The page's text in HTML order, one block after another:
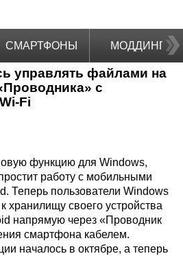
СМАРТФОНЫ МОДДИНГ
управлять файлами на
с
Fi
функцию для Windows,
работу с мобильными
Теперь пользователи Windows
хранилищу своего устройства
напрямую через «Проводник
смартфона кабелем.
началось в октябре, а теперь